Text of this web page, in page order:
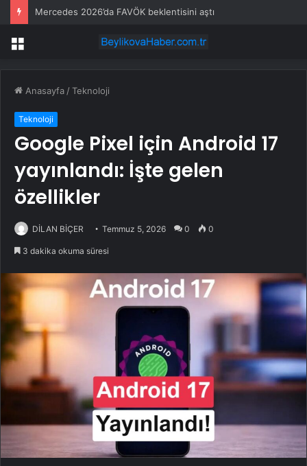
Mercedes 2026’da FAVÖK beklentisini aştı
Menü
Anasayfa /Teknoloji
Teknoloji
Google Pixel için Android 17
yayınlandı: İşte gelen
özellikler
DİLAN BİÇER Temmuz 5, 2026 0 0
3 dakika okuma süresi